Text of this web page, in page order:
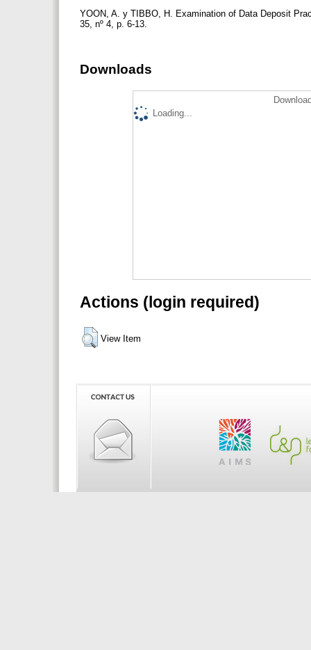
YOON, A. y TIBBO, H. Examination of Data Deposit
35, nº 4, p. 6-13.
Downloads
Loading...
Actions (login required)
View Item